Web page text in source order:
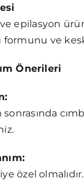
ve epilasyon
formunu ve
Önerileri
özel